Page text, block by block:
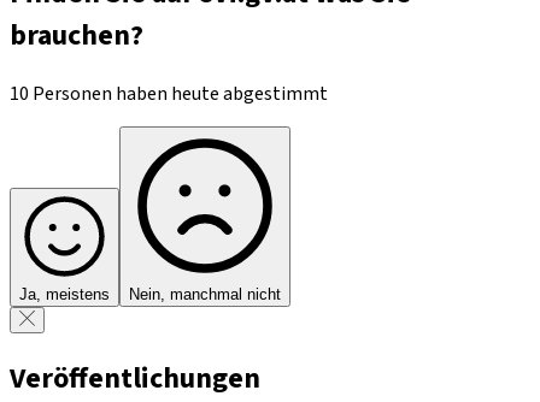
brauchen?
10 Personen haben heute abgestimmt
Ja, meistens Nein, manchmal nicht
Veröffentlichungen